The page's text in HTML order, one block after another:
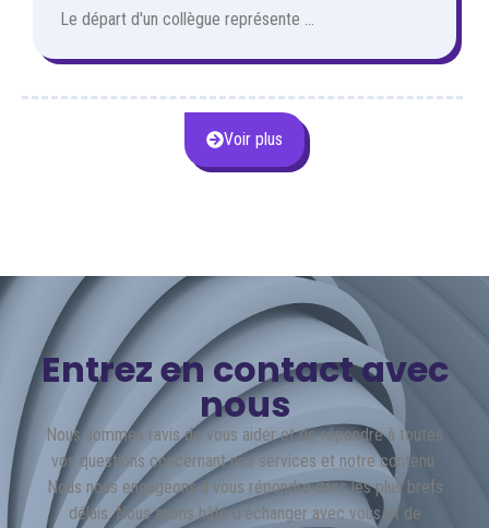
Le départ d'un collègue représente ...
Voir plus
Entrez en contact avec
nous
Nous sommes ravis de vous aider et de répondre à toutes
vos questions concernant nos services et notre contenu.
Nous nous engageons à vous répondre dans les plus brefs
délais. Nous avons hâte d’échanger avec vous et de